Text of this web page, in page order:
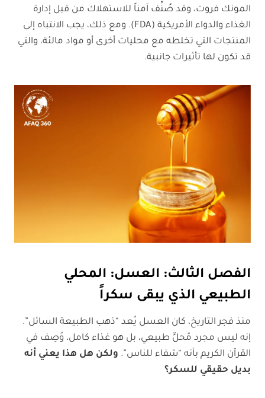
المونك فروت، وقد صُنِّف آمناً للاستهلاك من قبل إدارة
الغذاء والدواء الأمريكية (FDA). ومع ذلك، يجب الانتباه إلى
المنتجات التي تخلطه مع محليات أخرى أو مواد مالئة، والتي
قد تكون لها تأثيرات جانبية.
الفصل الثالث: العسل: المحلي
الطبيعي الذي يبقى سكراً
منذ فجر التاريخ، كان العسل يُعد “ذهب الطبيعة السائل”.
إنه ليس مجرد مُحلٍّ طبيعي، بل هو غذاء كامل، وُصِف في
القرآن الكريم بأنه “شفاء للناس”. ولكن هل هذا يعني أنه
بديل حقيقي للسكر؟